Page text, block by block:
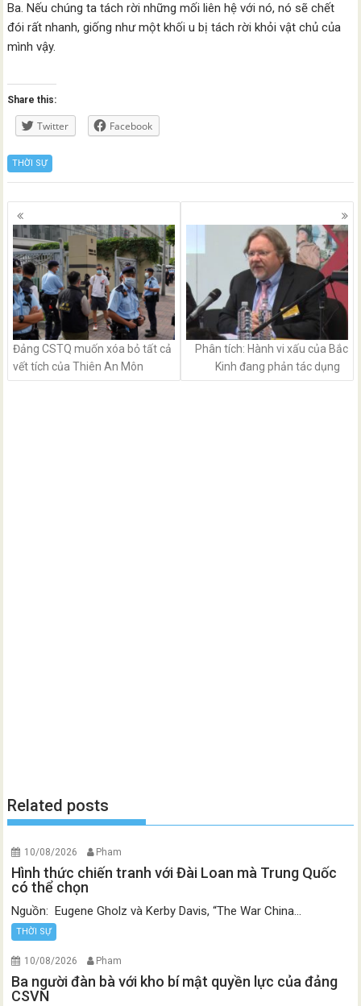
Ba. Nếu chúng ta tách rời những mối liên hệ với nó, nó sẽ chết
đói rất nhanh, giống như một khối u bị tách rời khỏi vật chủ của
mình vậy.
Share this:
Twitter Facebook
THỜI SỰ
Posts
navigation
Đảng CSTQ muốn xóa bỏ tất cả
vết tích của Thiên An Môn
Phân tích: Hành vi xấu của Bắc
Kinh đang phản tác dụng
Related posts
10/08/2026 Pham
Hình thức chiến tranh với Đài Loan mà Trung Quốc
có thể chọn
Nguồn: Eugene Gholz và Kerby Davis, “The War China...
THỜI SỰ
10/08/2026 Pham
Ba người đàn bà với kho bí mật quyền lực của đảng
CSVN